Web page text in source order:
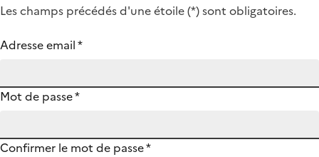
Les champs précédés d'une étoile (*) sont obligatoires.
Adresse email*
Mot de passe*
Confirmer le mot de passe*